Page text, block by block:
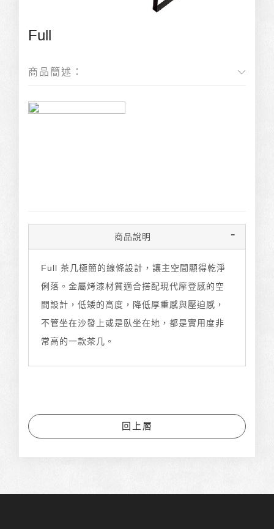
Full
商品簡述：
商品說明
Full 茶几極簡的線條設計，讓主空間顯得乾淨
俐落。金屬烤漆材質適合搭配現代摩登感的空
間設計，低矮的高度，降低厚重感與壓迫感，
不管坐在沙發上或是臥坐在地，都是實用度非
常高的一款茶几。
回上層